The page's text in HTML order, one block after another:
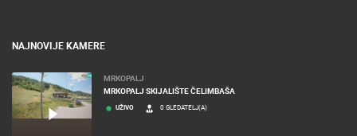
NAJNOVIJE KAMERE
MRKOPALJ
MRKOPALJ SKIJALIŠTE ČELIMBAŠA
UŽIVO 0 GLEDATELJ(A)